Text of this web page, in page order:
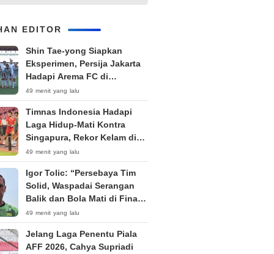
EDITOR
Shin Tae-yong Siapkan
Eksperimen, Persija Jakarta
Hadapi Arema FC di
Perebutan Peringkat Tiga
Piala Presiden 2026
49 menit yang lalu
Timnas Indonesia Hadapi
Laga Hidup-Mati Kontra
Singapura, Rekor Kelam di
Kandang The Lions
Menghantui
49 menit yang lalu
Igor Tolic: “Persebaya Tim
Solid, Waspadai Serangan
Balik dan Bola Mati di Final
Piala Presiden 2026”
49 menit yang lalu
Jelang Laga Penentu Piala
AFF 2026, Cahya Supriadi